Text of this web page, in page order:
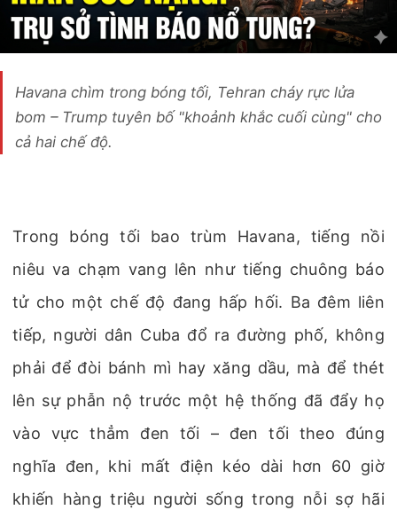
Havana chìm trong bóng tối, Tehran cháy rực lửa
bom – Trump tuyên bố "khoảnh khắc cuối cùng" cho
cả hai chế độ.
Trong bóng tối bao trùm Havana, tiếng nồi
niêu va chạm vang lên như tiếng chuông báo
tử cho một chế độ đang hấp hối. Ba đêm liên
tiếp, người dân Cuba đổ ra đường phố, không
phải để đòi bánh mì hay xăng dầu, mà để thét
lên sự phẫn nộ trước một hệ thống đã đẩy họ
vào vực thẳm đen tối – đen tối theo đúng
nghĩa đen, khi mất điện kéo dài hơn 60 giờ
khiến hàng triệu người sống trong nỗi sợ hãi